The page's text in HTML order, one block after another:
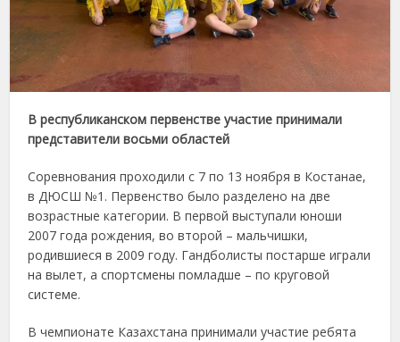
В республиканском первенстве участие принимали
представители восьми областей
Соревнования проходили с 7 по 13 ноября в Костанае,
в ДЮСШ №1. Первенство было разделено на две
возрастные категории. В первой выступали юноши
2007 года рождения, во второй – мальчишки,
родившиеся в 2009 году. Гандболисты постарше играли
на вылет, а спортсмены помладше – по круговой
системе.
В чемпионате Казахстана принимали участие ребята